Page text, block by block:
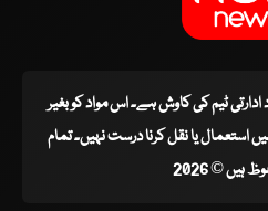
ادارتی ٹیم کی کاوش ہے۔ اس مواد کو بغیر
یا نقل کرنا درست نہیں۔ تمام
ہیں © 2026